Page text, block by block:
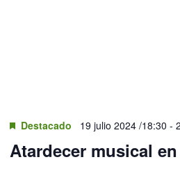
Atardecer musical en
Destacado 19 julio 2024 /18:30 -